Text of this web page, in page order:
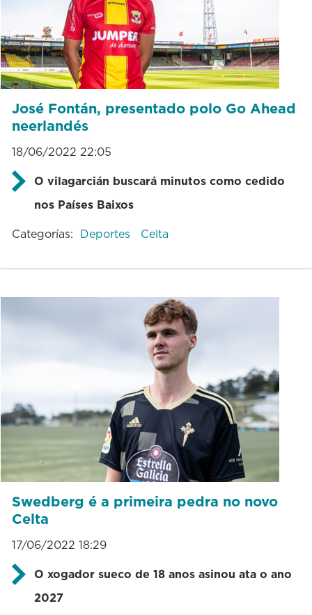
José Fontán, presentado polo Go Ahead
neerlandés
18/06/2022 22:05
O vilagarcián buscará minutos como cedido
nos Países Baixos
Categorías: Deportes Celta
Swedberg é a primeira pedra no novo
Celta
17/06/2022 18:29
O xogador sueco de 18 anos asinou ata o ano
2027